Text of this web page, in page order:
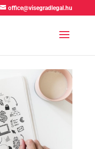
office@visegradlegal.hu